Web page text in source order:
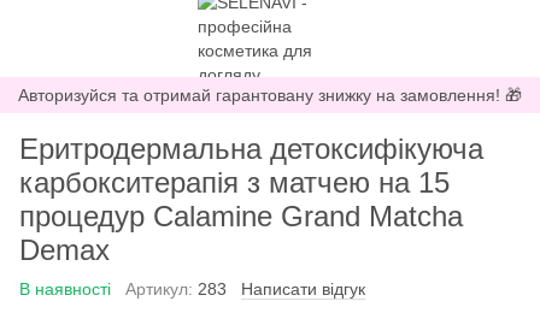
Авторизуйся та отримай гарантовану знижку на замовлення! 🎁
Еритродермальна детоксифікуюча
карбокситерапія з матчею на 15
процедур Calamine Grand Matcha
Demax
В наявності Артикул: 283 Написати відгук